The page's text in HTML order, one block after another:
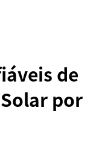
de
por